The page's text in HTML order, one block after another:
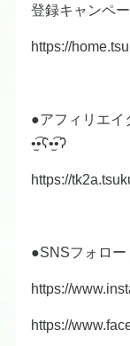
登録キャンペ
https://
●アフィリエイ
•̫͡•ʕ•̫͡•ʔ
https://
●SNSフォロ
https://
https://